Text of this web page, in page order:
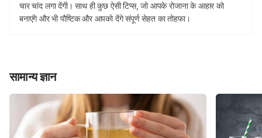
चार चांद लगा देंगी। साथ ही कुछ ऐसी टिप्स, जो आपके रोजाना के आहार को
बनाएंगे और भी पौष्टिक और आपको देंगे संपूर्ण सेहत का तोहफा।
सामान्य ज्ञान